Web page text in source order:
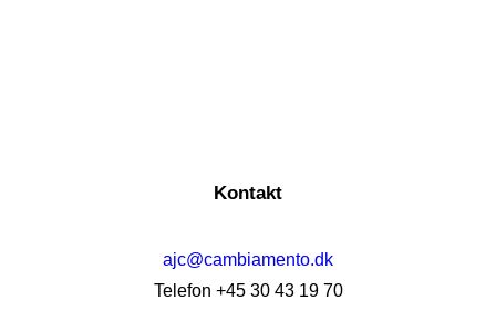
Kontakt
ajc@cambiamento.dk
Telefon +45 30 43 19 70